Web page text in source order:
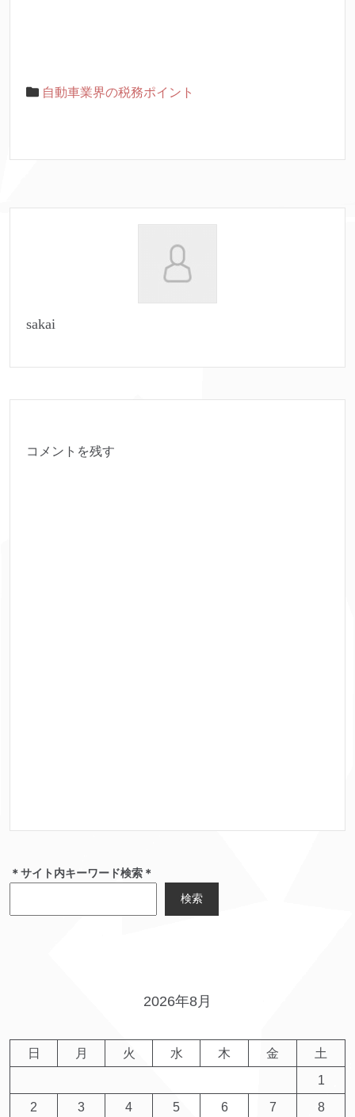
自動車業界の税務ポイント
sakai
コメントを残す
＊サイト内キーワード検索＊
検索
2026年8月
日 月 火 水 木 金
土
1
2
3 4 5 6 7 8